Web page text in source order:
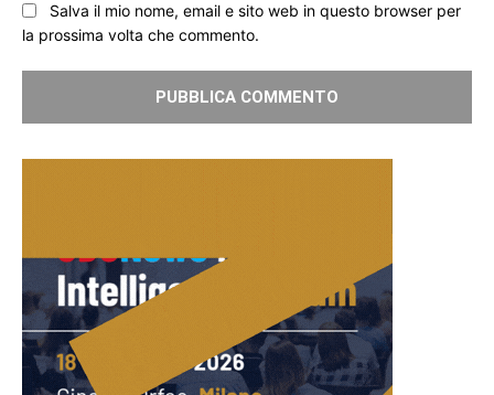
Salva il mio nome, email e sito web in questo browser per
la prossima volta che commento.